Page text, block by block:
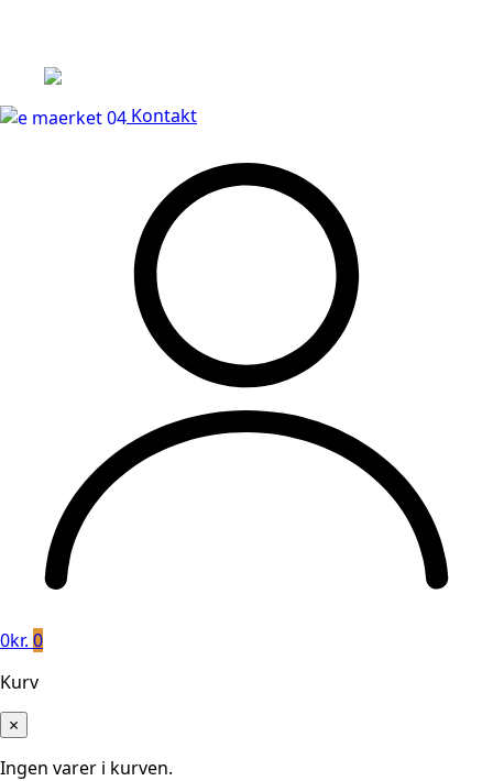
Kontakt
0kr. 0
Kurv
×
Ingen varer i kurven.